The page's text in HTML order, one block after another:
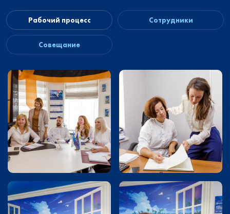
Рабочий процесс Сотрудники
Совещание